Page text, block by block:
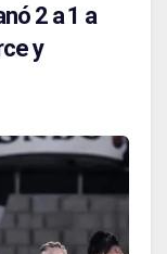
2 a 1 a
y